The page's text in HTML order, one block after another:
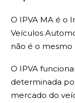
O IPVA MA é o
Veículos
não é o mesmo
O IPVA
determinada
mercado do